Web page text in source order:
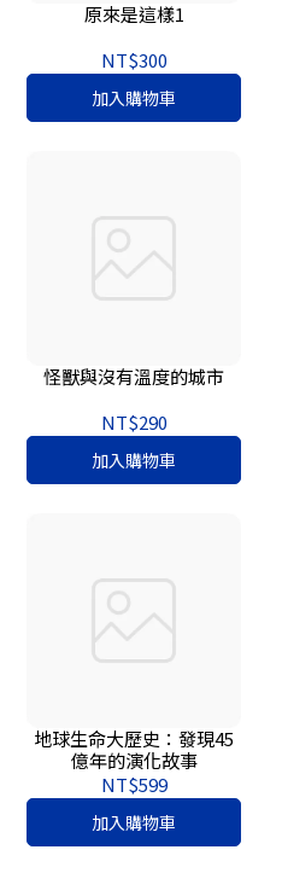
原來是這樣1
NT$300
加入購物車
怪獸與沒有溫度的城市
NT$290
加入購物車
地球生命大歷史：發現45
億年的演化故事
NT$599
加入購物車